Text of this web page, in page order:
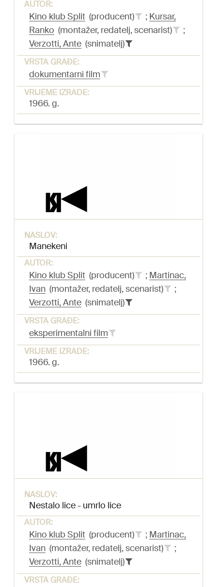
AUTOR:
Kino klub Split (producent) ; Kursar,
Ranko (montažer, redatelj, scenarist)
;
Verzotti, Ante (snimatelj)
VRSTA GRAĐE:
dokumentarni film
VRIJEME IZRADE:
1966. g.
NASLOV:
Manekeni
AUTOR:
Kino klub Split (producent) ; Martinac,
Ivan (montažer, redatelj, scenarist)
;
Verzotti, Ante (snimatelj)
VRSTA GRAĐE:
eksperimentalni film
VRIJEME IZRADE:
1966. g.
NASLOV:
Nestalo lice - umrlo lice
AUTOR:
Kino klub Split (producent) ; Martinac,
Ivan (montažer, redatelj, scenarist)
;
Verzotti, Ante (snimatelj)
VRSTA GRAĐE: